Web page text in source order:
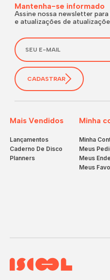
Mais Vendidos
Lançamentos
Caderno De Disco
Planners
Minha
Minha
Meus
Meus
Meus
Mantenha-se informado
Assine nossa newsletter
e atualizações de
CADASTRAR